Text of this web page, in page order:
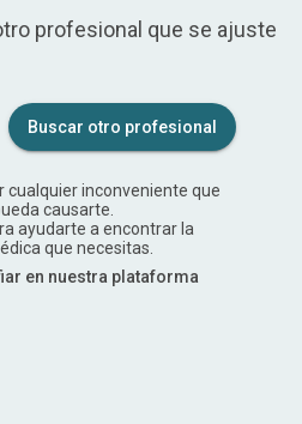
profesional que se ajuste
Buscar otro profesional
cualquier inconveniente que
causarte.
ayudarte a encontrar la
que necesitas.
en nuestra plataforma